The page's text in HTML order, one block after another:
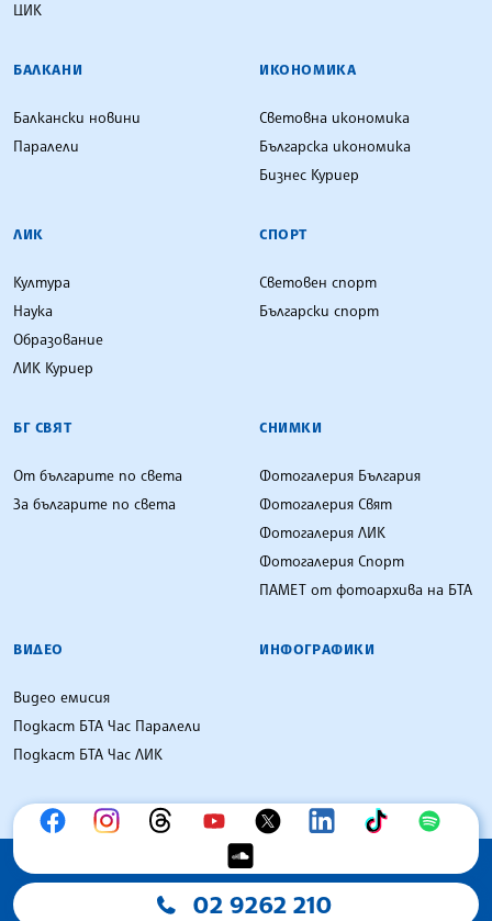
ЦИК
БАЛКАНИ
Балкански новини
Паралели
ИКОНОМИКА
Световна икономика
Българска икономика
Бизнес Куриер
ЛИК
Култура
Наука
Образование
ЛИК Куриер
СПОРТ
Световен спорт
Български спорт
БГ СВЯТ
От българите по света
За българите по света
СНИМКИ
Фотогалерия България
Фотогалерия Свят
Фотогалерия ЛИК
Фотогалерия Спорт
ПАМЕТ от фотоархива на БТА
ВИДЕО
Видео емисия
Подкаст БТА Час Паралели
Подкаст БТА Час ЛИК
ИНФОГРАФИКИ
02 9262 210